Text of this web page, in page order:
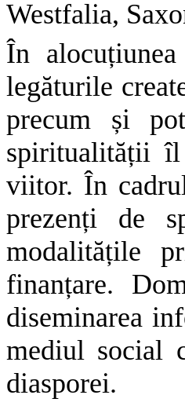
Westfalia,
În
legăturile
precum și
spiritualității îl
viitor. În
prezenți de
modalitățile
finanțare.
diseminarea
mediul social
diasporei.